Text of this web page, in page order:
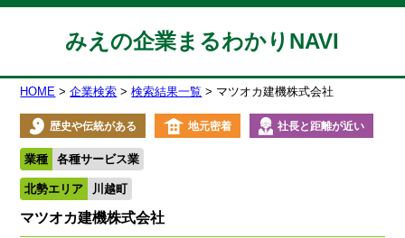
みえの企業まるわかりNAVI
HOME 企業検索 検索結果一覧 マツオカ建機株式会社
歴史や伝統がある 地元密着 社長と距離が近い
業種 各種サービス業
北勢エリア 川越町
マツオカ建機株式会社